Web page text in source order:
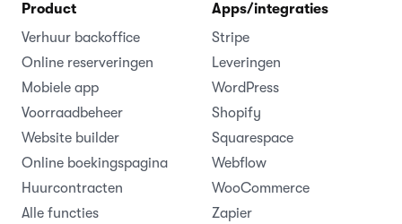
Product
Verhuur backoffice
Online reserveringen
Mobiele app
Voorraadbeheer
Website builder
Online boekingspagina
Huurcontracten
Alle functies
Apps/integraties
Stripe
Leveringen
WordPress
Shopify
Squarespace
Webflow
WooCommerce
Zapier